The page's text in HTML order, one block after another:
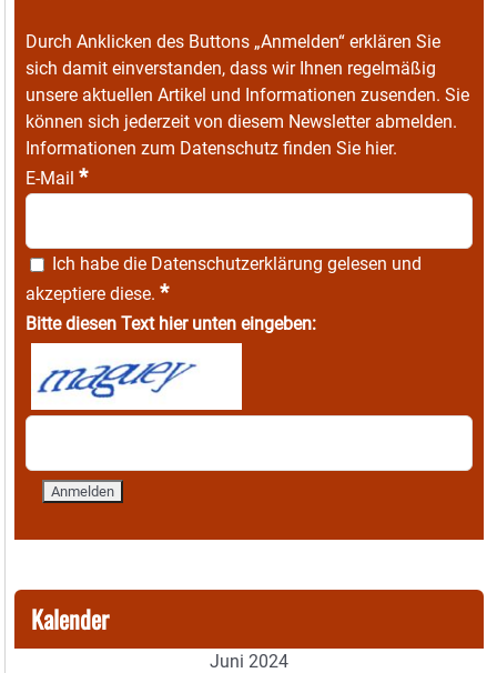
Durch Anklicken des Buttons „Anmelden“ erklären Sie
sich damit einverstanden, dass wir Ihnen regelmäßig
unsere aktuellen Artikel und Informationen zusenden. Sie
können sich jederzeit von diesem Newsletter abmelden.
Informationen zum Datenschutz finden Sie hier.
E-Mail *
Ich habe die Datenschutzerklärung gelesen und
akzeptiere diese. *
Bitte diesen Text hier unten eingeben:
Kalender
Juni 2024